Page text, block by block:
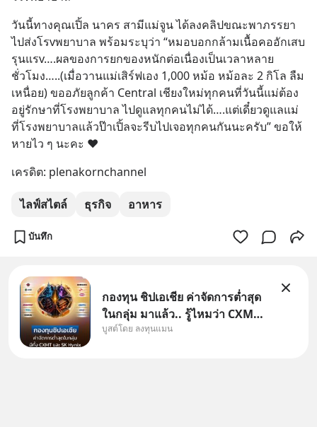
วันนี้ทางคุณเปิ้ล นาคร สามีแม่จูน ได้ลงคลิปขณะพาภรรยา
ไปส่งโรvพยาบาล พร้อมระบุว่า “หมอบอกกล้ามเนื้อคออักเสบ
รุนแรv….ผลของการยกของหนักต่อเนื่องเป็นเวลาหลาย
ชั่วโมง…..(เมื่อวานแม่เสิร์ฟเอง 1,000 หม้อ หม้อละ 2 กิโล ลืม
เหนื่อย) ขออภัยลูกค้า Central เชียงใหม่ทุกคนที่วันนี้แม่ต้อง
อยู่รักษาที่โรงพยาบาล ไปดูแลทุกคนไม่ได้….แต่เดี๋ยวดูแลแม่
ที่โรงพยาบาลแล้วป๊าเปิ้ลจะรีบไปเจอทุกคนกันนะครับ” ขอให้
หายไว ๆ นะคะ ❤️
เครดิต: plenakornchannel
ไลฟ์สไตล์ ธุรกิจ อาหาร
บันทึก
กองทุน ชิปเอเชีย ค่าจัดการต่ำสุด
ในกลุ่ม มาแล้ว.. รู้ไหมว่า CXMT
อยู่ดี ๆ ขึ้นมาเป็นบริษัทอันดับ 1 ใน
บูสต์โดย ลงทุนแมน